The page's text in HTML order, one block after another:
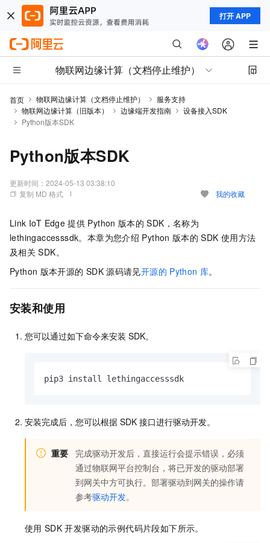
打开 APP
物联网边缘计算（文档停止维护）
首页 物联网边缘计算（文档停止维护）
服务支持
物联网边缘计算（旧版本）
边缘端开发指南
设备接入SDK
Python版本SDK
Python版本SDK
更新时间： 2024-05-13 03:38:10
复制 MD 格式
我的收藏
Link IoT Edge 提供 Python 版本的 SDK，名称为
lethingaccesssdk。本章为您介绍 Python 版本的 SDK 使用方法
及相关 SDK。
Python 版本开源的 SDK 源码请见开源的 Python 库。
安装和使用
您可以通过如下命令来安装 SDK。
pip3 install lethingaccesssdk
安装完成后，您可以根据 SDK 接口进行驱动开发。
重要
完成驱动开发后，直接运行会提示错误，必须
通过物联网平台控制台，将已开发的驱动部署
到网关中方可执行。部署驱动到网关的操作请
参考驱动开发。
使用 SDK 开发驱动的示例代码片段如下所示。